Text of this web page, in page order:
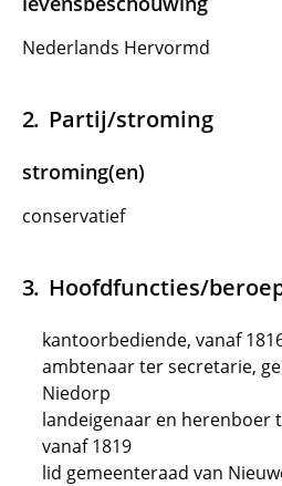
Nederlands Hervormd
Partij/stroming
stroming(en)
conservatief
Hoofdfuncties/
kantoorbediende, vanaf
ambtenaar ter secretarie,
Niedorp
landeigenaar en herenboer
vanaf 1819
lid gemeenteraad van